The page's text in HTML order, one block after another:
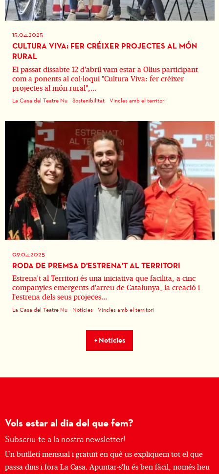
15.04.2025
CULTURA VIVA: FER CRÉIXER PROJECTES AL MÓN
RURAL
El passat dissabte 12 d'abril vam estar a Olius participant
com a ponents al col·loqui "Cultura Viva: fer créixer
projectes al món rural",...
La Casa del Teatre Nu Sostenibilitat Vincles amb el territori
09.04.2025
RODA DE PREMSA D'ESTRENA'T AL TERRITORI
Estrena't al Territori és una iniciativa que facilita, a cinc
companyies emergents d'arreu de Catalunya, la creació i
l'estrena dels seus projeces...
La Casa del Teatre Nu Notícies Vincles amb el territori
+ Notícies
Vols estar al dia del que fem?
Subscriu-te a la nostra newsletter!
Un butlletí mensual i gratuït en què us expliquem tot el que
passa dins i fora La Casa. Apuntar-s'hi és ben fàcil, només heu